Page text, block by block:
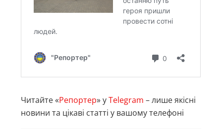
Читайте «Репортер» уTelegram – лише якісні
новини та цікаві статті у вашому телефоні